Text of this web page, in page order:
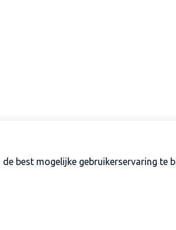
best mogelijke gebruikerservaring te